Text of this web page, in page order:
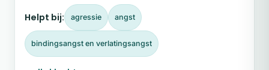
afstemming begeleid ik je bij het loslaten van
spanning en het benutten van je eigen kracht.
Helpt bij: agressie angst
bindingsangst en verlatingsangst